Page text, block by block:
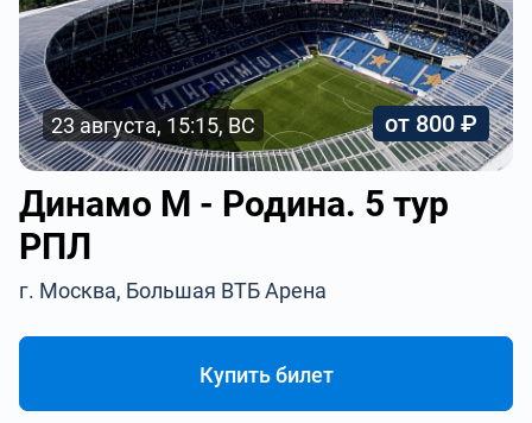
23 августа, 15:15, ВС от 800 ₽
Динамо М - Родина. 5 тур
РПЛ
г. Москва, Большая ВТБ Арена
Купить билет